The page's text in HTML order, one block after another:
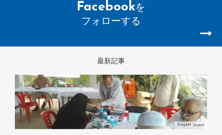
Facebookを
フォローする
最新記事
©MdM Japan